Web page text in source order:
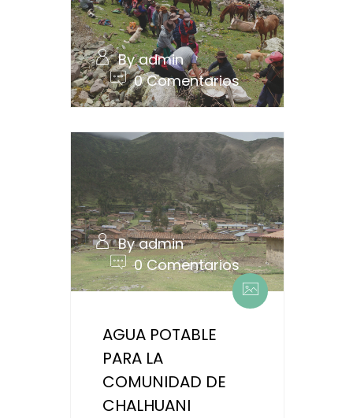
By admin
0 Comentarios
By admin
0 Comentarios
AGUA POTABLE
PARA LA
COMUNIDAD DE
CHALHUANI